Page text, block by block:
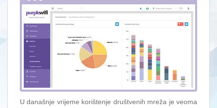
U današnje vrijeme korištenje društvenih mreža je veoma